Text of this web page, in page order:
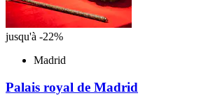
jusqu'à -22%
Madrid
Palais royal de Madrid